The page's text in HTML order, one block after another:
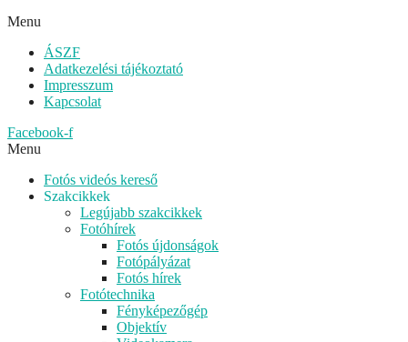
Menu
ÁSZF
Adatkezelési tájékoztató
Impresszum
Kapcsolat
Facebook-f
Menu
Fotós videós kereső
Szakcikkek
Legújabb szakcikkek
Fotóhírek
Fotós újdonságok
Fotópályázat
Fotós hírek
Fotótechnika
Fényképezőgép
Objektív